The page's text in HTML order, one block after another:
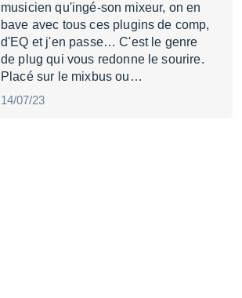
musicien qu'ingé-son mixeur, on en
bave avec tous ces plugins de comp,
d'EQ et j'en passe… C'est le genre
de plug qui vous redonne le sourire.
Placé sur le mixbus ou…
14/07/23